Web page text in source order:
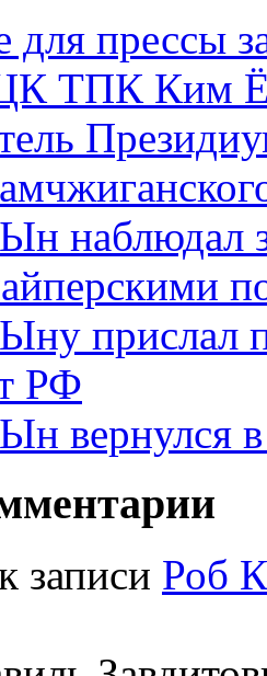
для прессы
ТПК Ким
наблюдал
прислал
РФ
вернулся
записи Роб